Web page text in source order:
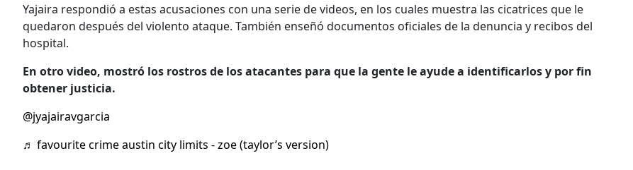
Yajaira respondió a estas acusaciones con una serie de videos, en los cuales muestra las cicatrices que le
quedaron después del violento ataque. También enseñó documentos oficiales de la denuncia y recibos del
hospital.
En otro video, mostró los rostros de los atacantes para que la gente le ayude a identificarlos y por fin
obtener justicia.
@jyajairavgarcia
♬ favourite crime austin city limits - zoe (taylor’s version)